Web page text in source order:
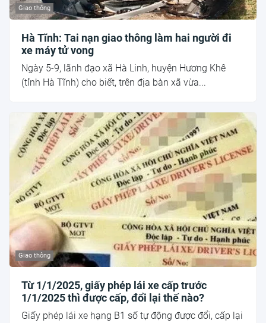
Giao thông
Hà Tĩnh: Tai nạn giao thông làm hai người đi
xe máy tử vong
Ngày 5-9, lãnh đạo xã Hà Linh, huyện Hương Khê
(tỉnh Hà Tĩnh) cho biết, trên địa bàn xã vừa...
Giao thông
Từ 1/1/2025, giấy phép lái xe cấp trước
1/1/2025 thì được cấp, đổi lại thế nào?
Giấy phép lái xe hạng B1 số tự động được đổi, cấp lại